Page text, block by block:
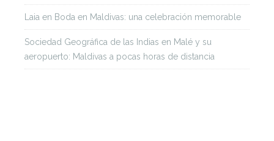
Laia en Boda en Maldivas: una celebración memorable
Sociedad Geográfica de las Indias en Malé y su
aeropuerto: Maldivas a pocas horas de distancia